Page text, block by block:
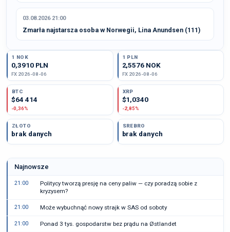
03.08.2026 21:00
Zmarła najstarsza osoba w Norwegii, Lina Anundsen (111)
1 NOK
0,3910 PLN
FX 2026-08-06
1 PLN
2,5576 NOK
FX 2026-08-06
BTC
$64 414
-0,36%
XRP
$1,0340
-2,85%
ZŁOTO
brak danych
SREBRO
brak danych
Najnowsze
21:00
Politycy tworzą presję na ceny paliw — czy poradzą sobie z
kryzysem?
21:00 Może wybuchnąć nowy strajk w SAS od soboty
21:00 Ponad 3 tys. gospodarstw bez prądu na Østlandet